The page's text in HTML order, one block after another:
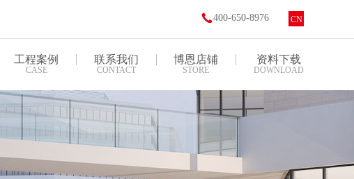
400-650-8976 CN
工程案例
CASE
联系我们
CONTACT
博恩店铺
STORE
资料下载
DOWNLOAD